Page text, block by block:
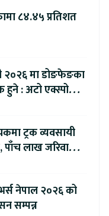
८४.४५ प्रतिशत
२०२६ मा डोङफेङका
हुने : अटो एक्स्पोमा
ट्रक व्यवसायी
लाख जरिवाना
नेपाल २०२६ को
सम्पन्न